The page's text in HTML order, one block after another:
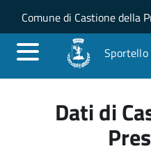
Salta al contenuto
Skip to site
Comune di Castione della
Dati di